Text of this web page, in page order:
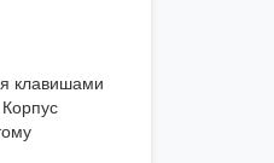
клавишами